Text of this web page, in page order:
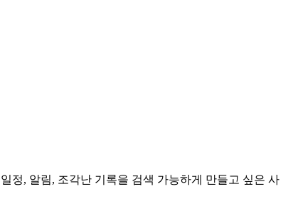
정, 알림, 조각난 기록을 검색 가능하게 만들고 싶은 사